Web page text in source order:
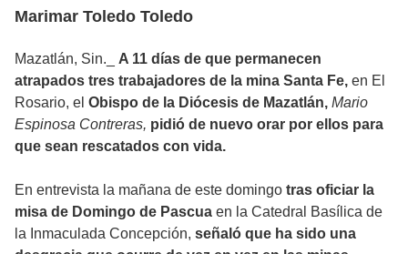
Marimar Toledo Toledo
Mazatlán, Sin._ A 11 días de que permanecen
atrapados tres trabajadores de la mina Santa Fe, en El
Rosario, el Obispo de la Diócesis de Mazatlán, Mario
Espinosa Contreras, pidió de nuevo orar por ellos para
que sean rescatados con vida.
En entrevista la mañana de este domingo tras oficiar la
misa de Domingo de Pascua en la Catedral Basílica de
la Inmaculada Concepción, señaló que ha sido una